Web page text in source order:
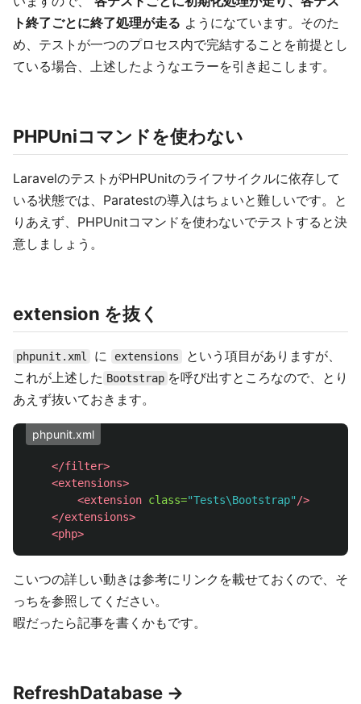
ト終了ごとに終了処理が走る ようになています。そのた
め、テストが一つのプロセス内で完結することを前提とし
ている場合、上述したようなエラーを引き起こします。
PHPUniコマンドを使わない
LaravelのテストがPHPUnitのライフサイクルに依存して
いる状態では、Paratestの導入はちょいと難しいです。と
りあえず、PHPUnitコマンドを使わないでテストすると決
意しましょう。
extension を抜く
phpunit.xml に extensions
という項目がありますが、
これが上述した Bootstrap を呼び出すところなので、とり
あえず抜いておきます。
phpunit.xml
</filter>
<extensions>
<extension class="Tests\Bootstrap" />
</extensions>
<php>
こいつの詳しい動きは参考にリンクを載せておくので、そ
っちを参照してください。
暇だったら記事を書くかもです。
RefreshDatabase ->